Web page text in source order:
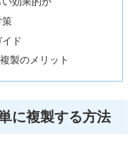
策
ド
製のメリット
に複製する方法